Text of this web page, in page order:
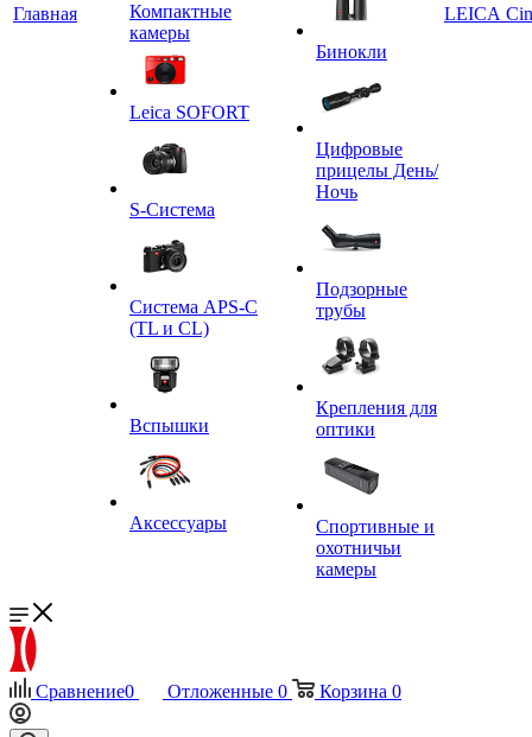
Главная
Компактные
камеры
Leica SOFORT
S-Система
Система APS-C
(TL и CL)
Вспышки
Аксессуары
Бинокли
Цифровые
прицелы День/
Ночь
Подзорные
трубы
Крепления для
оптики
Спортивные и
охотничьи
камеры
LEICA
Сравнение0 Отложенные 0 Корзина 0